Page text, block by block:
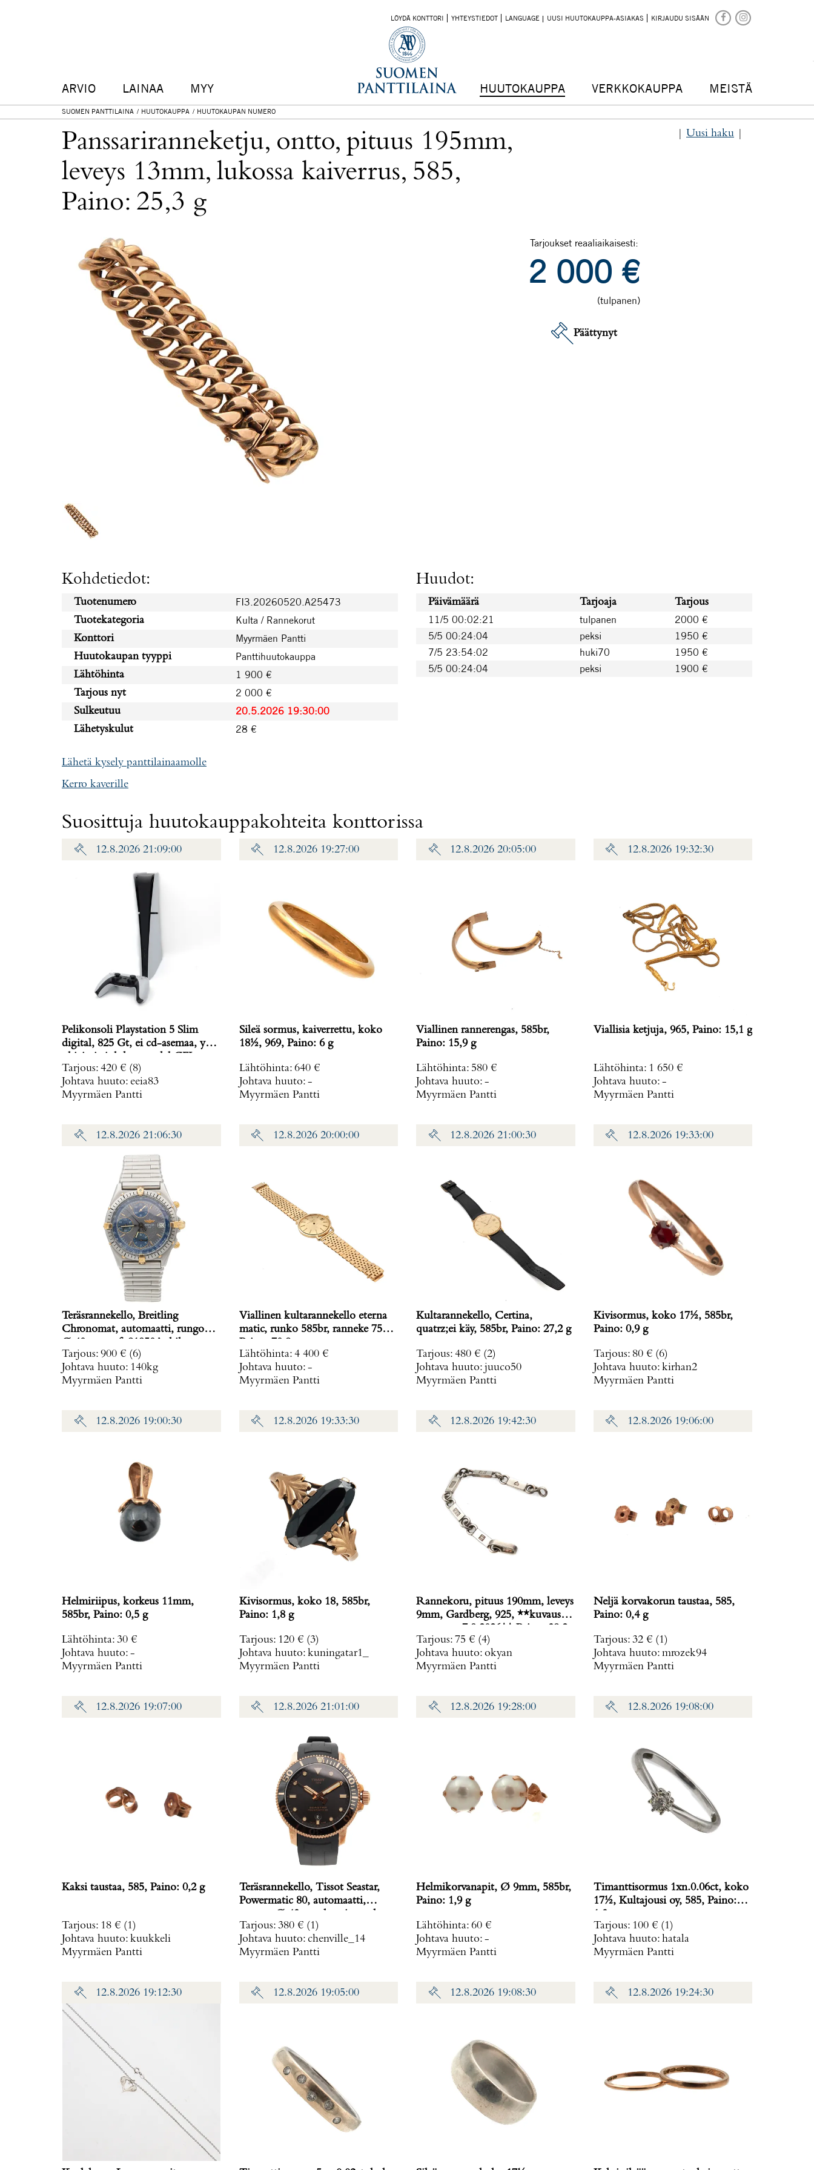
LÖYDÄ KONTTORI YHTEYSTIEDOT LANGUAGE UUSI HUUTOKAUPPA-ASIAKAS KIRJAUDU SISÄÄN
ARVIO LAINAA MYY HUUTOKAUPPA VERKKOKAUPPA MEISTÄ
SUOMEN PANTTILAINA HUUTOKAUPPA HUUTOKAUPAN NUMERO
Uusi haku
Panssariranneketju, ontto, pituus 195mm,
leveys 13mm, lukossa kaiverrus, 585,
Paino: 25,3 g
Tarjoukset reaaliaikaisesti:
2 000 €
(tulpanen)
Päättynyt
Kohdetiedot:
Tuotenumero FI3.20260520.A25473
Tuotekategoria Kulta / Rannekorut
Konttori Myyrmäen Pantti
Huutokaupan tyyppi Panttihuutokauppa
Lähtöhinta 1 900 €
Tarjous nyt 2 000 €
Sulkeutuu 20.5.2026 19:30:00
Lähetyskulut 28 €
Lähetä kysely panttilainaamolle
Kerro kaverille
Huudot:
Päivämäärä Tarjoaja Tarjous
11/5 00:02:21 tulpanen
2000 €
5/5 00:24:04
peksi
1950 €
7/5 23:54:02
huki70
1950 €
5/5 00:24:04
peksi 1900 €
Suosittuja huutokauppakohteita konttorissa
12.8.2026 21:09:00
Pelikonsoli Playstation 5 Slim
digital, 825 Gt, ei cd-asemaa, yksi
2016,
Tarjous: 420 € (8)
Johtava huuto: eeia83
Myyrmäen Pantti
12.8.2026 19:27:00
Sileä sormus, kaiverrettu, koko
18½, 969, Paino: 6 g
Lähtöhinta: 640 €
Johtava huuto: -
Myyrmäen Pantti
12.8.2026 20:05:00
Viallinen rannerengas, 585br,
Paino: 15,9 g
Lähtöhinta: 580 €
Johtava huuto: -
Myyrmäen Pantti
12.8.2026 19:32:30
Viallisia ketjuja, 965, Paino: 15,1 g
Lähtöhinta: 1 650 €
Johtava huuto: -
Myyrmäen Pantti
12.8.2026 21:06:30
Teräsrannekello, Breitling
Chronomat, automaatti, rungon
pituus 160mm, nupista pala
irronnut, hihnan kiinnitys löysä,
laatikko, Paino: 0 g
Tarjous: 900 € (6)
Johtava huuto: 140kg
Myyrmäen Pantti
12.8.2026 20:00:00
Viallinen kultarannekello eterna
matic, runko 585br, ranneke 750,
Lähtöhinta: 4 400 €
Johtava huuto: -
Myyrmäen Pantti
12.8.2026 21:00:30
Kultarannekello, Certina,
quatrz;ei käy, 585br, Paino: 27,2 g
Tarjous: 480 € (2)
Johtava huuto: juuco50
Myyrmäen Pantti
12.8.2026 19:33:00
Kivisormus, koko 17½, 585br,
Paino: 0,9 g
Tarjous: 80 € (6)
Johtava huuto: kirhan2
Myyrmäen Pantti
12.8.2026 19:00:30
Helmiriipus, korkeus 11mm,
585br, Paino: 0,5 g
Lähtöhinta: 30 €
Johtava huuto: -
Myyrmäen Pantti
12.8.2026 19:33:30
Kivisormus, koko 18, 585br,
Paino: 1,8 g
Tarjous: 120 € (3)
Johtava huuto: kuningatar1_
Myyrmäen Pantti
12.8.2026 19:42:30
Rannekoru, pituus 190mm, leveys
9mm, Gardberg, 925, **kuvausta
g
Tarjous: 75 € (4)
Johtava huuto: okyan
Myyrmäen Pantti
12.8.2026 19:06:00
Neljä korvakorun taustaa, 585,
Paino: 0,4 g
Tarjous: 32 € (1)
Johtava huuto: mrozek94
Myyrmäen Pantti
12.8.2026 19:07:00
Kaksi taustaa, 585, Paino: 0,2 g
Tarjous: 18 € (1)
Johtava huuto: kuukkeli
Myyrmäen Pantti
12.8.2026 21:01:00
Teräsrannekello, Tissot Seastar,
Powermatic 80, automaatti,
ref. T120407A,
Tarjous: 380 € (1)
Johtava huuto: chenville_14
Myyrmäen Pantti
12.8.2026 19:28:00
Helmikorvanapit, Ø 9mm, 585br,
Paino: 1,9 g
Lähtöhinta: 60 €
Johtava huuto: -
Myyrmäen Pantti
12.8.2026 19:08:00
Timanttisormus 1xn.0.06ct, koko
17½, Kultajousi oy, 585, Paino:
Tarjous: 100 € (1)
Johtava huuto: hatala
Myyrmäen Pantti
12.8.2026 19:12:30 12.8.2026 19:05:00 12.8.2026 19:08:30 12.8.2026 19:24:30